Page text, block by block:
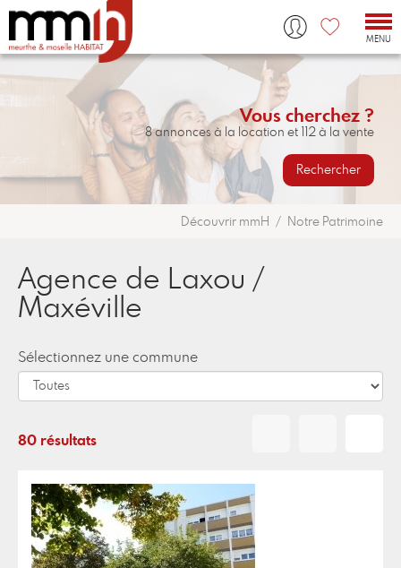
MENU
Vous cherchez ?
8 annonces à la location et 112 à la vente
Rechercher
Découvrir mmH Notre Patrimoine
Agence de Laxou /
Maxéville
Sélectionnez une commune
80 résultats